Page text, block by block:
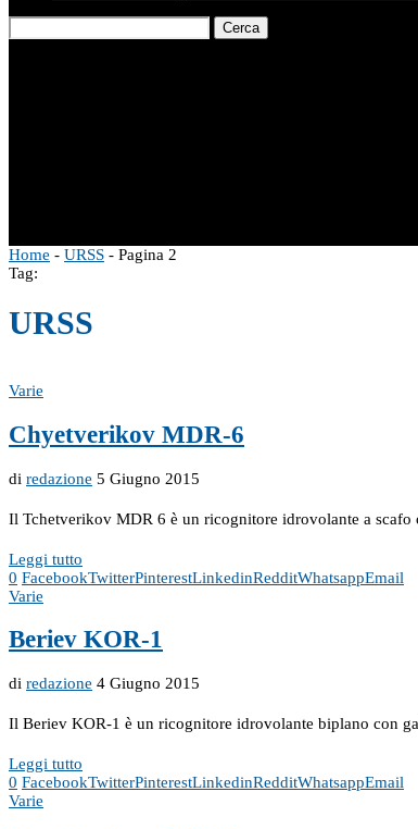
Cerca
Home - URSS - Pagina 2
Tag:
URSS
Varie
Chyetverikov MDR-6
di redazione 5 Giugno 2015
Il Tchetverikov MDR 6 è un ricognitore idrovolante a
Leggi tutto
0 FacebookTwitterPinterestLinkedinRedditWhatsappEmail
Varie
Beriev KOR-1
di redazione 4 Giugno 2015
Il Beriev KOR-1 è un ricognitore idrovolante biplano con
Leggi tutto
0 FacebookTwitterPinterestLinkedinRedditWhatsappEmail
Varie